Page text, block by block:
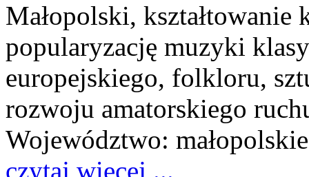
Małopolski,
popularyzację muzyki
europejskiego, folkloru,
rozwoju amatorskiego
Województwo: małopolskie
czytaj więcej ...